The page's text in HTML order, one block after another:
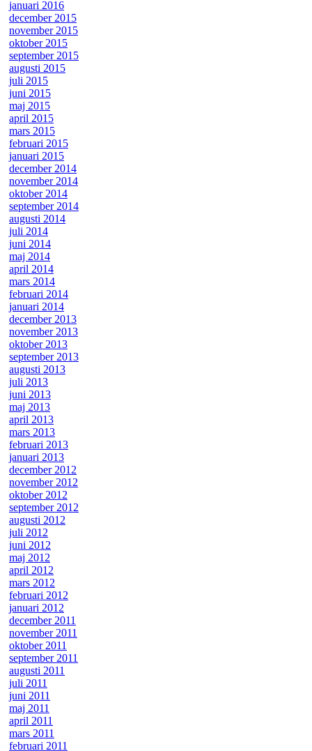
januari 2016
december 2015
november 2015
oktober 2015
september 2015
augusti 2015
juli 2015
juni 2015
maj 2015
april 2015
mars 2015
februari 2015
januari 2015
december 2014
november 2014
oktober 2014
september 2014
augusti 2014
juli 2014
juni 2014
maj 2014
april 2014
mars 2014
februari 2014
januari 2014
december 2013
november 2013
oktober 2013
september 2013
augusti 2013
juli 2013
juni 2013
maj 2013
april 2013
mars 2013
februari 2013
januari 2013
december 2012
november 2012
oktober 2012
september 2012
augusti 2012
juli 2012
juni 2012
maj 2012
april 2012
mars 2012
februari 2012
januari 2012
december 2011
november 2011
oktober 2011
september 2011
augusti 2011
juli 2011
juni 2011
maj 2011
april 2011
mars 2011
februari 2011